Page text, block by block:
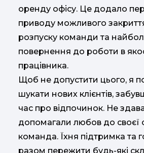
оренду офісу. Це додало
приводу можливого
розпуску команди та
повернення до роботи в
працівника.
Щоб не допустити цього, я
шукати нових клієнтів,
час про відпочинок. Не
допомагали любов до своєї
команда. Їхня підтримка та
разом пережити будь-які